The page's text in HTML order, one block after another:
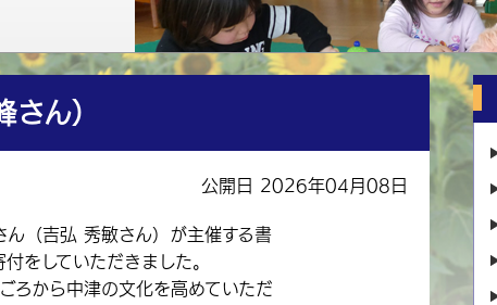
ん）
公開日 2026年04月08日
（吉弘 秀敏さん）が主催する書
をしていただきました。
ろから中津の文化を高めていただ